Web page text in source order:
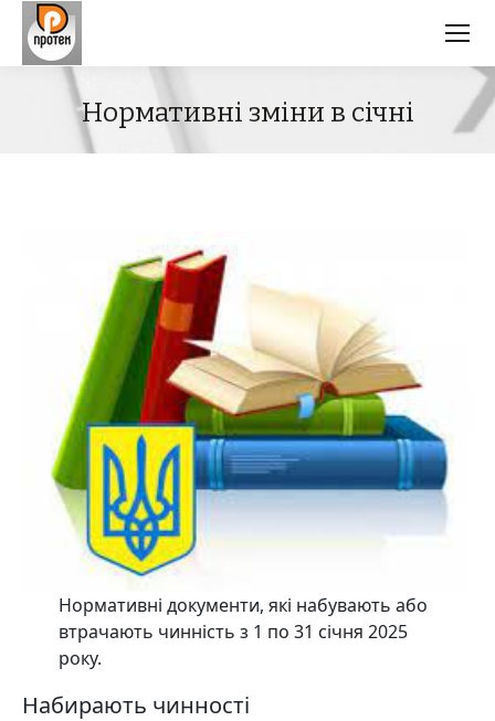
Нормативні зміни в січні
Нормативні документи, які набувають або
втрачають чинність з 1 по 31 січня 2025
року.
Набирають чинності